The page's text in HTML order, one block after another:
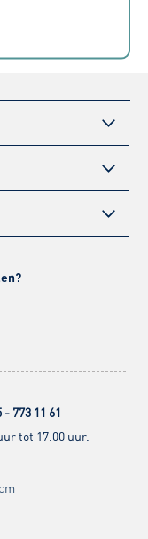
- 773 11 61
tot 17.00 uur.